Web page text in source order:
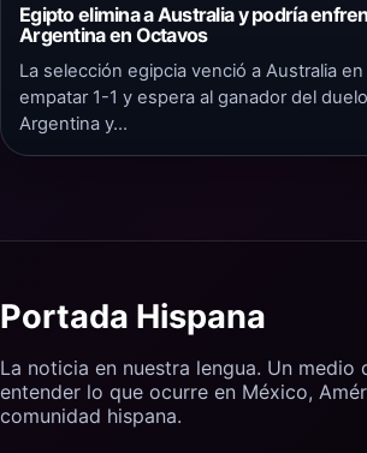
Egipto elimina a Australia y podría
Argentina en Octavos
La selección egipcia venció a Australia
empatar 1-1 y espera al ganador del
Argentina y…
Portada Hispana
La noticia en nuestra lengua. Un medio
entender lo que ocurre en México,
comunidad hispana.